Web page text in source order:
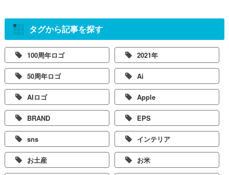
タグから記事を探す
100周年ロゴ 2021年
50周年ロゴ Ai
AIロゴ Apple
BRAND EPS
sns インテリア
お土産 お米